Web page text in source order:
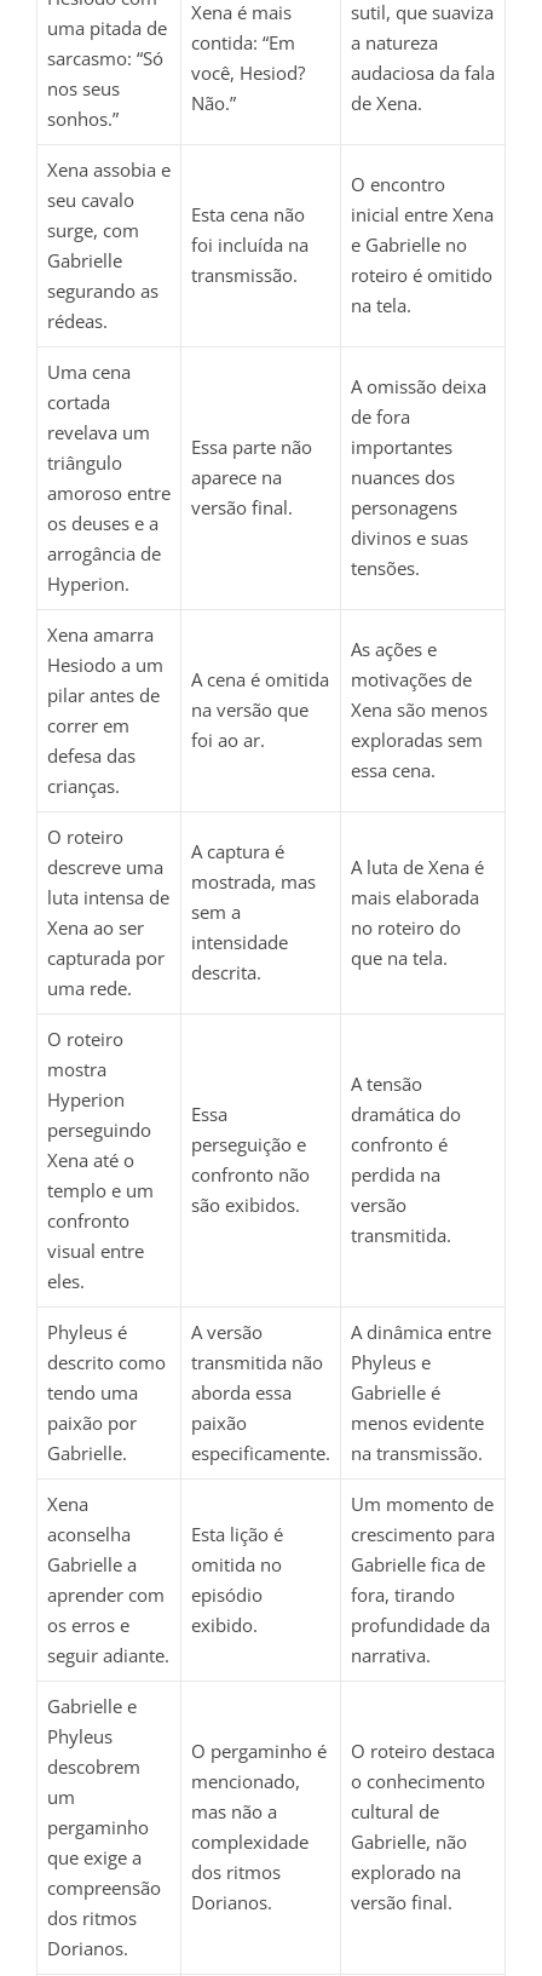
uma pitada de
sarcasmo: “Só
nos seus
sonhos.”
Xena é mais
contida: “Em
você, Hesiod?
Não.”
sutil, que suaviza
a natureza
audaciosa da fala
de Xena.
Xena assobia e
seu cavalo
surge, com
Gabrielle
segurando as
rédeas.
Esta cena não
foi incluída na
transmissão.
O encontro
inicial entre Xena
e Gabrielle no
roteiro é omitido
na tela.
Uma cena
cortada
revelava um
triângulo
amoroso entre
os deuses e a
arrogância de
Hyperion.
Essa parte não
aparece na
versão final.
A omissão deixa
de fora
importantes
nuances dos
personagens
divinos e suas
tensões.
Xena amarra
Hesiodo a um
pilar antes de
correr em
defesa das
crianças.
A cena é omitida
na versão que
foi ao ar.
As ações e
motivações de
Xena são menos
exploradas sem
essa cena.
O roteiro
descreve uma
luta intensa de
Xena ao ser
capturada por
uma rede.
A captura é
mostrada, mas
sem a
intensidade
descrita.
A luta de Xena é
mais elaborada
no roteiro do
que na tela.
O roteiro
mostra
Hyperion
perseguindo
Xena até o
templo e um
confronto
visual entre
eles.
Essa
perseguição e
confronto não
são exibidos.
A tensão
dramática do
confronto é
perdida na
versão
transmitida.
Phyleus é
descrito como
tendo uma
paixão por
Gabrielle.
A versão
transmitida não
aborda essa
paixão
especificamente.
A dinâmica entre
Phyleus e
Gabrielle é
menos evidente
na transmissão.
Xena
aconselha
Gabrielle a
aprender com
os erros e
seguir adiante.
Esta lição é
omitida no
episódio
exibido.
Um momento de
crescimento para
Gabrielle fica de
fora, tirando
profundidade da
narrativa.
Gabrielle e
Phyleus
descobrem
um
pergaminho
que exige a
compreensão
dos ritmos
Dorianos.
O pergaminho é
mencionado,
mas não a
complexidade
dos ritmos
Dorianos.
O roteiro destaca
o conhecimento
cultural de
Gabrielle, não
explorado na
versão final.